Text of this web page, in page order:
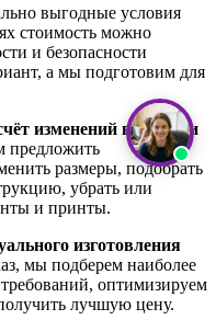
выгодные условия
стоимость можно
и безопасности
а мы подготовим для
изменений в изделии
предложить
размеры, подобрать
убрать или
и принты.
изготовления
мы подберем наиболее
оптимизируем
лучшую цену.